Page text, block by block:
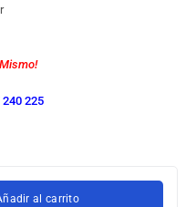
240 225
al carrito